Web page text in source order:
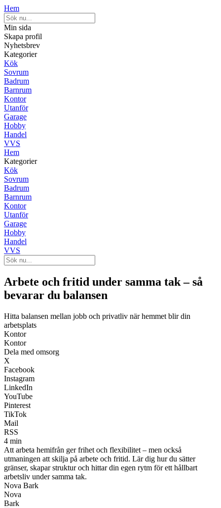
Hem
Min sida
Skapa profil
Nyhetsbrev
Kategorier
Kök
Sovrum
Badrum
Barnrum
Kontor
Utanför
Garage
Hobby
Handel
VVS
Hem
Kategorier
Kök
Sovrum
Badrum
Barnrum
Kontor
Utanför
Garage
Hobby
Handel
VVS
Arbete och fritid under samma tak – så
bevarar du balansen
Hitta balansen mellan jobb och privatliv när hemmet blir din
arbetsplats
Kontor
Kontor
Dela med omsorg
X
Facebook
Instagram
LinkedIn
YouTube
Pinterest
TikTok
Mail
RSS
4 min
Att arbeta hemifrån ger frihet och flexibilitet – men också
utmaningen att skilja på arbete och fritid. Lär dig hur du sätter
gränser, skapar struktur och hittar din egen rytm för ett hållbart
arbetsliv under samma tak.
Nova Bark
Nova
Bark